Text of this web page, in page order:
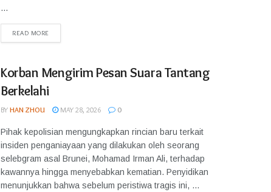
...
READ MORE
Korban Mengirim Pesan Suara Tantang
Berkelahi
BY HAN ZHOU MAY 28, 2026 0
Pihak kepolisian mengungkapkan rincian baru terkait
insiden penganiayaan yang dilakukan oleh seorang
selebgram asal Brunei, Mohamad Irman Ali, terhadap
kawannya hingga menyebabkan kematian. Penyidikan
menunjukkan bahwa sebelum peristiwa tragis ini, ...